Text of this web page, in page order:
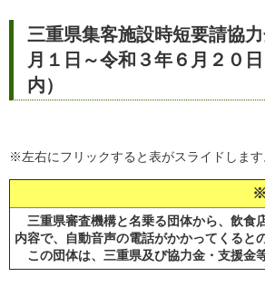
三重県集客施設時短要請協
月１日～令和３年６月２０
内）
※左右にフリックすると表がスライドします
三重県審査機構と名乗る団体から、飲食
内容で、自動音声の電話がかかってくると
この団体は、三重県及び協力金・支援金